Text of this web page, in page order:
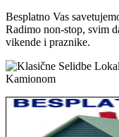
Besplatno Vas
Radimo non-stop, svim
vikende i praznike.